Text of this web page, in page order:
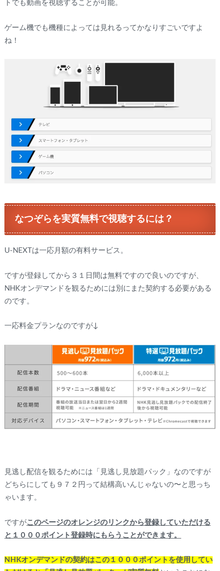
トでも動画を視聴することが可能。
ゲーム機でも機種によっては見れるってかなりすごいですよ
ね！
なつぞらを実質無料で視聴するには？
U-NEXTは一応月額の有料サービス。
ですが登録してから３１日間は無料ですので良いのですが、
NHKオンデマンドを観るためには別にまた契約する必要がある
のです。
一応料金プランなのですが↓
見逃し配信を観るためには「見逃し見放題パック」なのですが
どちらにしても９７２円って結構高いんじゃないの〜と思っち
ゃいます。
ですがこのページのオレンジのリンクから登録していただける
と１０００ポイント登録時にもらうことができます。
NHKオンデマンドの契約はこの１０００ポイントを使用してい